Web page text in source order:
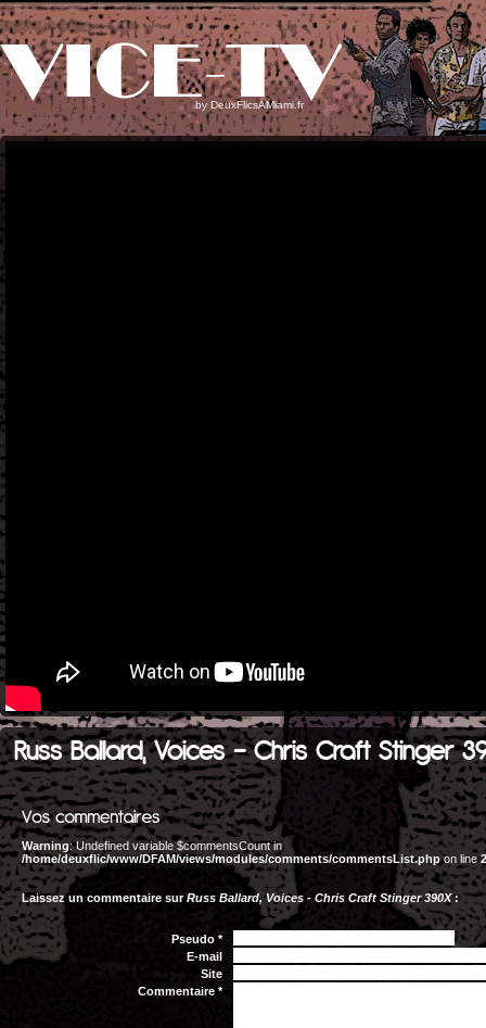
by DeuxFlicsAMiami.fr
Russ Ballard, Voices - Chris Craft Stinger
Warning: Undefined variable $commentsCount in
/home/deuxflic/www/DFAM/views/modules/comments/commentsList.phpon line2
Laissez un commentaire surRuss Ballard, Voices - Chris Craft Stinger 390X:
Pseudo *
E-mail
Site
Commentaire *